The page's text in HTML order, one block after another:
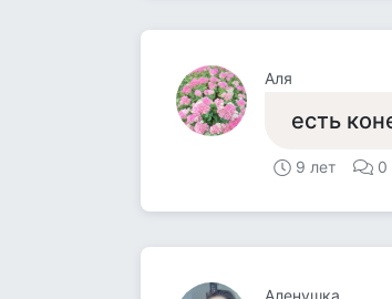
Аля
есть
9 лет 0
Аленушка